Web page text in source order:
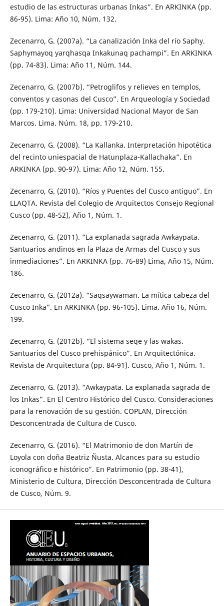
estudio de las estructuras urbanas Inkas”. En ARKINKA (pp.
86-95). Lima: Año 10, Núm. 132.
Zecenarro, G. (2007a). “La canalización Inka del río Saphy.
Saphymayoq yarqhasqa Inkakunaq pachampi”. En ARKINKA
(pp. 74-83). Lima: Año 11, Núm. 144.
Zecenarro, G. (2007b). “Petroglifos y relieves en templos,
conventos y casonas del Cusco”. En Arqueología y Sociedad
(pp. 179-210). Lima: Universidad Nacional Mayor de San
Marcos. Lima. Núm. 18, pp. 179-210.
Zecenarro, G. (2008). “La Kallanka. Interpretación hipotética
del recinto uniespacial de Hatunplaza-Kallachaka”. En
ARKINKA (pp. 90-97). Lima: Año 12, Núm. 155.
Zecenarro, G. (2010). “Ríos y Puentes del Cusco antiguo”. En
LLAQTA. Revista del Colegio de Arquitectos Consejo Regional
Cusco (pp. 48-52), Año 1, Núm. 1.
Zecenarro, G. (2011). “La explanada sagrada Awkaypata.
Santuarios andinos en la Plaza de Armas del Cusco y sus
inmediaciones”. En ARKINKA (pp. 76-89) Lima, Año 15, Núm.
186.
Zecenarro, G. (2012a). “Saqsaywaman. La mítica cabeza del
Cusco Inka”. En ARKINKA (pp. 96-105). Lima. Año 16, Núm.
199.
Zecenarro, G. (2012b). “El sistema seqe y las wakas.
Santuarios del Cusco prehispánico”. En Arquitectónica.
Revista de Arquitectura (pp. 84-91). Cusco, Año 1, Núm. 1.
Zecenarro, G. (2013). “Awkaypata. La explanada sagrada de
los Inkas”. En El Centro Histórico del Cusco. Consideraciones
para la renovación de su gestión. COPLAN, Dirección
Desconcentrada de Cultura de Cusco.
Zecenarro, G. (2016). “El Matrimonio de don Martín de
Loyola con doña Beatriz Ñusta. Alcances para su estudio
iconográfico e histórico”. En Patrimonio (pp. 38-41),
Ministerio de Cultura, Dirección Desconcentrada de Cultura
de Cusco, Núm. 9.